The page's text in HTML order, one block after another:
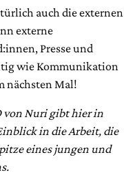
auch die externen
externe
Presse und
wie Kommunikation
nächsten Mal!
von Nuri gibt hier in
in die Arbeit, die
eines jungen und